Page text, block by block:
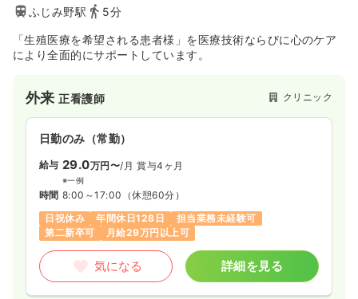
ふじみ野駅
5分
「生殖医療を希望される患者様」を医療技術ならびに心のケア
により全面的にサポートしています。
外来正看護師 クリニック
日勤のみ（常勤）
給与 29.0万円〜/月 賞与4ヶ月
※一例
時間 8:00～17:00 （休憩60分）
日祝休み
年間休日128日
担当業務未経験可
第二新卒可
月給29万円以上可
気になる 詳細を見る